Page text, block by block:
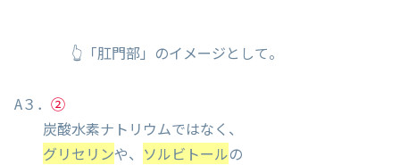
👆「肛門部」のイメージとして。
A３． ②
炭酸水素ナトリウムではなく、
グリセリンや、 ソルビトールの